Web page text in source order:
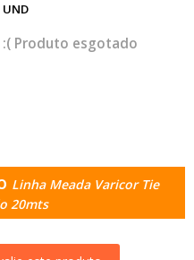
UND
esgotado
Linha Meada Varicor Tie
20mts